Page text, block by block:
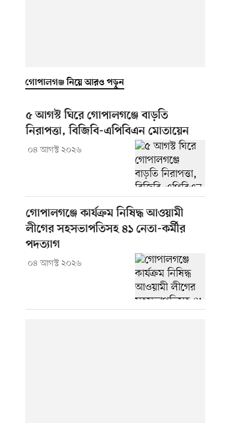
গোপালগঞ্জ নিয়ে আরও পড়ুন
৫ আগস্ট ঘিরে গোপালগঞ্জে বাড়তি
নিরাপত্তা, বিজিবি-এপিবিএন মোতায়েন
০৪ আগস্ট ২০২৬
গোপালগঞ্জে কার্যক্রম নিষিদ্ধ আওয়ামী
লীগের সহসভাপতিসহ ৪১ নেতা-কর্মীর
পদত্যাগ
০৪ আগস্ট ২০২৬